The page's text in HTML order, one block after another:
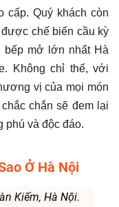
cấp. Quý khách còn
chế biến cầu kỳ
bếp mở lớn nhất Hà
Không chỉ thế, với
vị của mọi món
chắn sẽ đem lại
phú và độc đáo.
Ở Hà Nội
Kiếm, Hà Nội.